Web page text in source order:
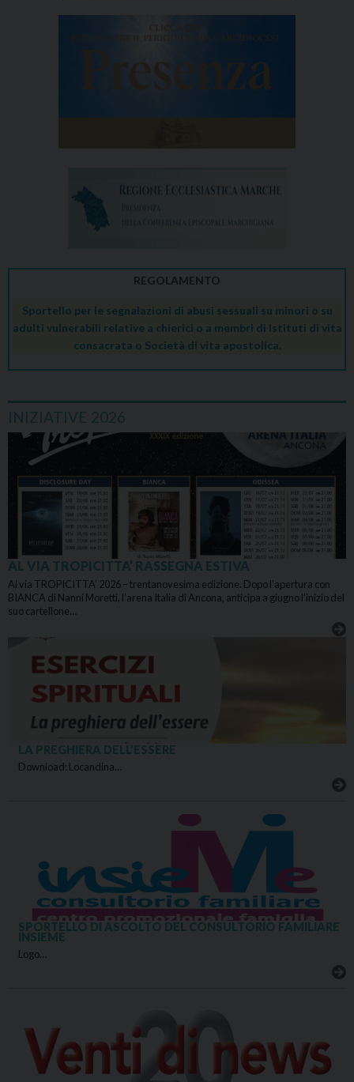
REGOLAMENTO
Sportello per le segnalazioni di abusi sessuali su minori o su
adulti vulnerabili relative a chierici o a membri di Istituti di vita
consacrata o Società di vita apostolica.
INIZIATIVE 2026
AL VIA TROPICITTA’ RASSEGNA ESTIVA
Al via TROPICITTA’ 2026 – trentanovesima edizione. Dopo l’apertura con
BIANCA di Nanni Moretti, l’arena Italia di Ancona, anticipa a giugno l’inizio del
suo cartellone…
LA PREGHIERA DELL’ESSERE
Download: Locandina…
SPORTELLO DI ASCOLTO DEL CONSULTORIO FAMILIARE
INSIEME
Logo…